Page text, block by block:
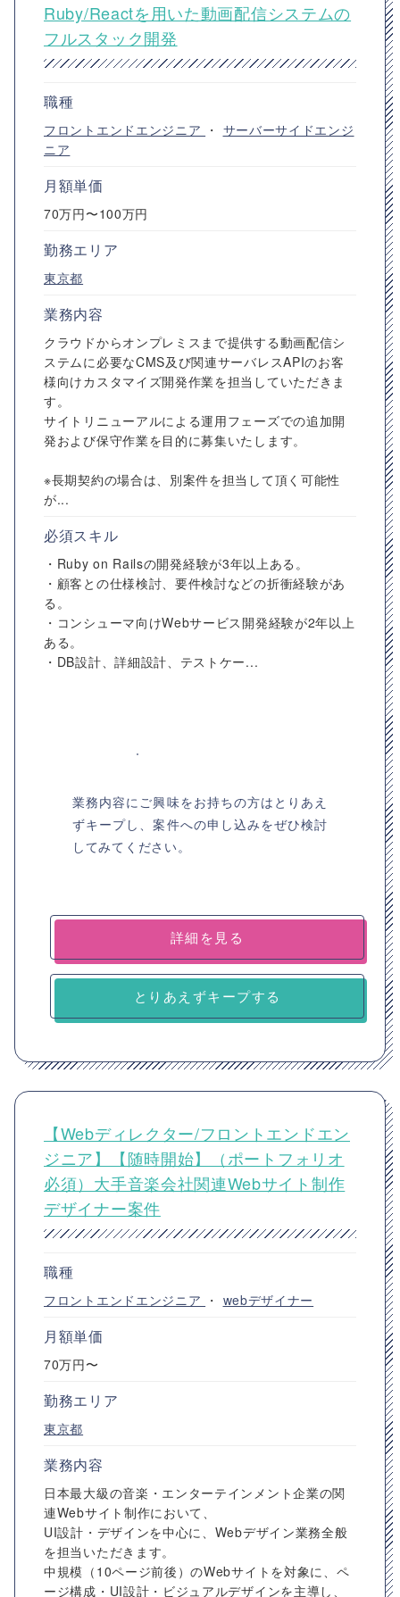
Ruby/Reactを用いた動画配信システムの
フルスタック開発
職種
フロントエンドエンジニア ・ サーバーサイドエンジ
ニア
月額単価
70万円〜100万円
勤務エリア
東京都
業務内容
クラウドからオンプレミスまで提供する動画配信シ
ステムに必要なCMS及び関連サーバレスAPIのお客
様向けカスタマイズ開発作業を担当していただきま
す。
サイトリニューアルによる運用フェーズでの追加開
発および保守作業を目的に募集いたします。
※長期契約の場合は、別案件を担当して頂く可能性
が...
必須スキル
・Ruby on Railsの開発経験が3年以上ある。
・顧客との仕様検討、要件検討などの折衝経験があ
る。
・コンシューマ向けWebサービス開発経験が2年以上
ある。
・DB設計、詳細設計、テストケー...
業務内容にご興味をお持ちの方はとりあえ
ずキープし、案件への申し込みをぜひ検討
してみてください。
詳細を見る
とりあえずキープする
【Webディレクター/フロントエンドエン
ジニア】【随時開始】（ポートフォリオ
必須）大手音楽会社関連Webサイト制作
デザイナー案件
職種
フロントエンドエンジニア ・ webデザイナー
月額単価
70万円〜
勤務エリア
東京都
業務内容
日本最大級の音楽・エンターテインメント企業の関
連Webサイト制作において、
UI設計・デザインを中心に、Webデザイン業務全般
を担当いただきます。
中規模（10ページ前後）のWebサイトを対象に、ペ
ージ構成・UI設計・ビジュアルデザインを主導し、